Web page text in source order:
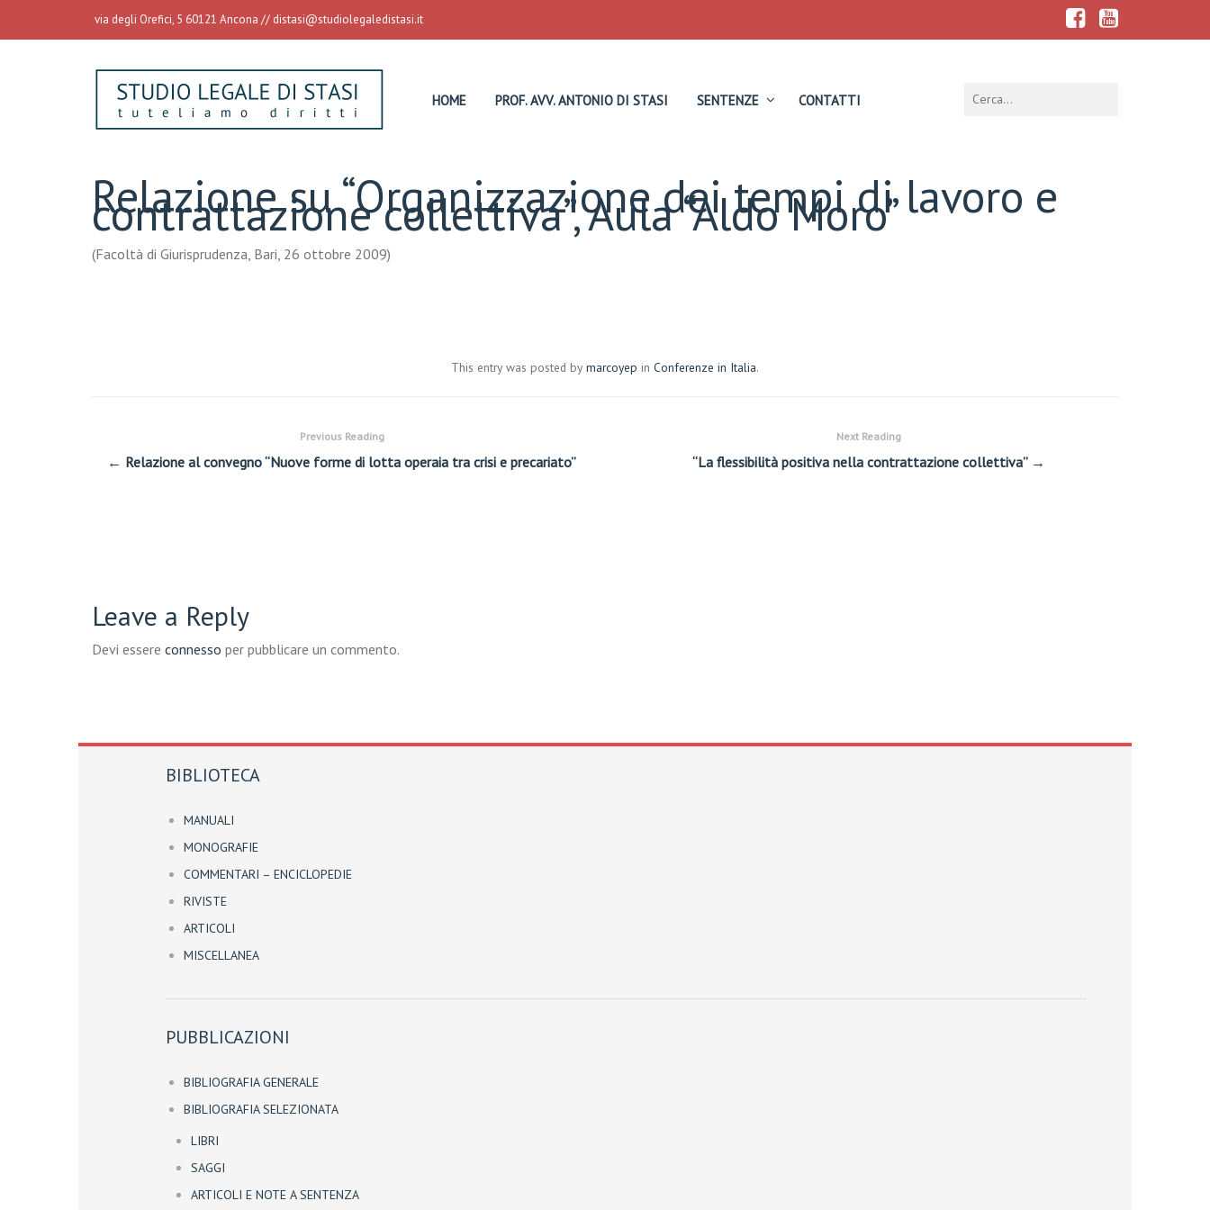
via degli Orefici, 5 60121 Ancona // distasi@studiolegaledistasi.it
HOME PROF. AVV. ANTONIO DI STASI SENTENZE CONTATTI
Relazione su “Organizzazione dei tempi di lavoro e
contrattazione collettiva”, Aula “Aldo Moro”
(Facoltà di Giurisprudenza, Bari, 26 ottobre 2009)
This entry was posted by marcoyep in Conferenze in Italia.
Previous Reading
← Relazione al convegno “Nuove forme di lotta operaia tra crisi e precariato”
Next Reading
“La flessibilità positiva nella contrattazione collettiva” →
Leave a Reply
Devi essere connesso per pubblicare un commento.
BIBLIOTECA
MANUALI
MONOGRAFIE
COMMENTARI – ENCICLOPEDIE
RIVISTE
ARTICOLI
MISCELLANEA
PUBBLICAZIONI
BIBLIOGRAFIA GENERALE
BIBLIOGRAFIA SELEZIONATA
LIBRI
SAGGI
ARTICOLI E NOTE A SENTENZA